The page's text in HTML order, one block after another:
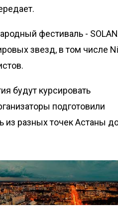
фестиваль -
звезд, в том числе
будут курсировать
подготовили
из разных точек Астаны